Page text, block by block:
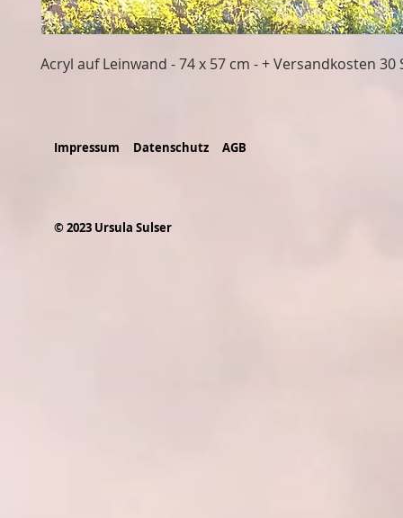
Acryl auf Leinwand - 74 x 57 cm - + Versandkosten 30
Impressum Datenschutz AGB
© 2023 Ursula Sulser